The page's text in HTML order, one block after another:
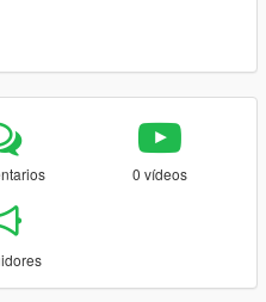
0 vídeos